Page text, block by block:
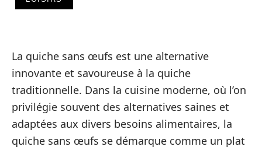
La quiche sans œufs est une alternative
innovante et savoureuse à la quiche
traditionnelle. Dans la cuisine moderne, où l’on
privilégie souvent des alternatives saines et
adaptées aux divers besoins alimentaires, la
quiche sans œufs se démarque comme un plat